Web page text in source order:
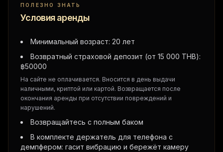
ПОЛЕЗНО ЗНАТЬ
Условия аренды
Минимальный возраст: 20 лет
Возвратный страховой депозит (от 15 000 THB):
฿50000
На сайте не оплачивается. Вносится в день выдачи
наличными, криптой или картой. Возвращается после
окончания аренды при отсутствии повреждений и
нарушений.
Возвращайтесь с полным баком
В комплекте держатель для телефона с
демпфером: гасит вибрацию и бережёт камеру